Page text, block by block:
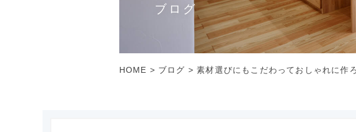
ブログ
HOME > ブログ >素材選びにもこだわっておしゃれに作